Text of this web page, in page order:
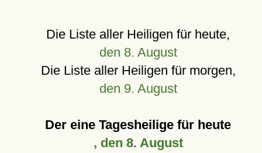
Die Liste aller Heiligen für heute,
den 8. August
Die Liste aller Heiligen für morgen,
den 9. August
Der eine Tagesheilige für heute
, den 8. August